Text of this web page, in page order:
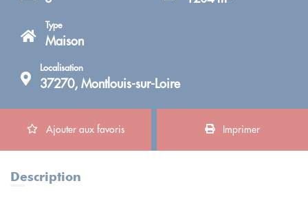
Type
Maison
Localisation
37270, Montlouis-sur-Loire
Ajouter aux favoris Imprimer
Description